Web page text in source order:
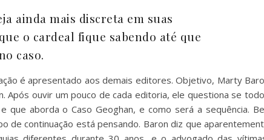
ainda mais discreta em suas
o cardeal fique sabendo até que
caso.
é apresentado aos demais editores. Objetivo, Marty
ouvir um pouco de cada editoria, ele questiona se
que aborda o Caso Geoghan, e como será a sequência.
de continuação está pensando. Baron diz que